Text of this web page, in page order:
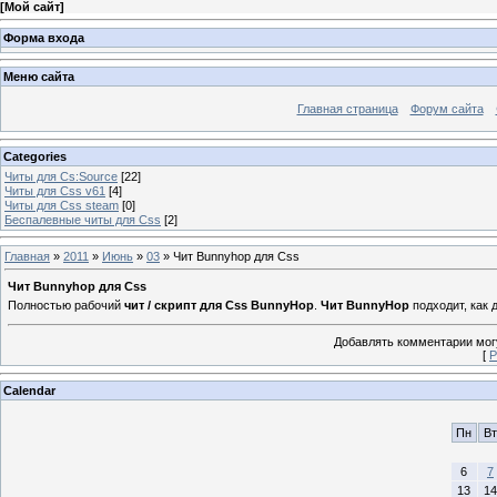
[Мой сайт]
Форма входа
Меню сайта
Главная страница Форум сайта
Categories
Читы для Cs:Source [22]
Читы для Css v61 [4]
Читы для Css steam [0]
Беспалевные читы для Css [2]
Главная » 2011 » Июнь » 03 » Чит Bunnyhop для Css
Чит Bunnyhop для Css
Полностью рабочий чит / скрипт для Css BunnyHop Чит BunnyHop подходит, как
Добавлять комментарии
[
Calendar
Пн Вт
6
7
13
14